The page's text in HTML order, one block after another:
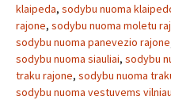
klaipeda, sodybu nuoma
rajone, sodybu nuoma moletu
sodybu nuoma panevezio rajone
sodybu nuoma siauliai, sodybu
traku rajone, sodybu nuoma
sodybu nuoma vestuvems